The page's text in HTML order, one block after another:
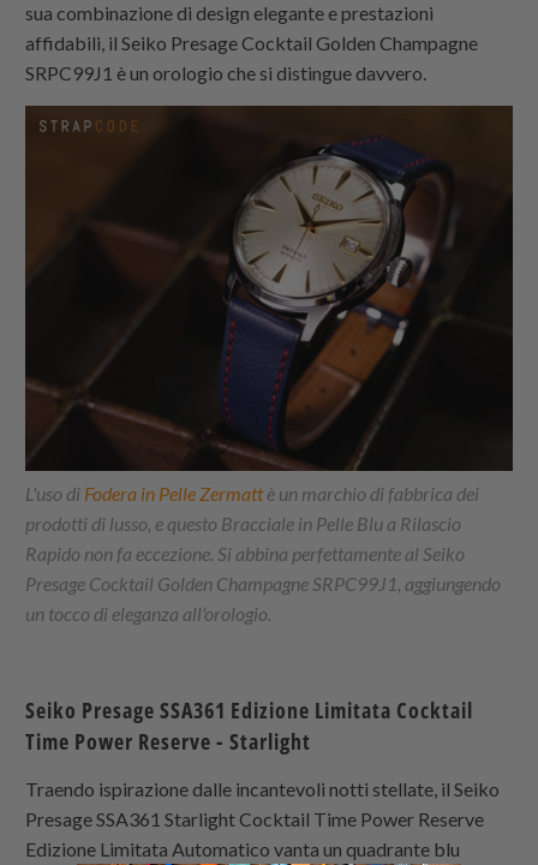
sua combinazione di design elegante e prestazioni
affidabili, il Seiko Presage Cocktail Golden Champagne
SRPC99J1 è un orologio che si distingue davvero.
L'uso di Fodera in Pelle Zermattè un marchio di fabbrica dei
prodotti di lusso, e questo Bracciale in Pelle Blu a Rilascio
Rapido non fa eccezione. Si abbina perfettamente al Seiko
Presage Cocktail Golden Champagne SRPC99J1, aggiungendo
un tocco di eleganza all'orologio.
Seiko Presage SSA361 Edizione Limitata Cocktail
Time Power Reserve - Starlight
Traendo ispirazione dalle incantevoli notti stellate, il Seiko
Presage SSA361 Starlight Cocktail Time Power Reserve
Edizione Limitata Automatico vanta un quadrante blu